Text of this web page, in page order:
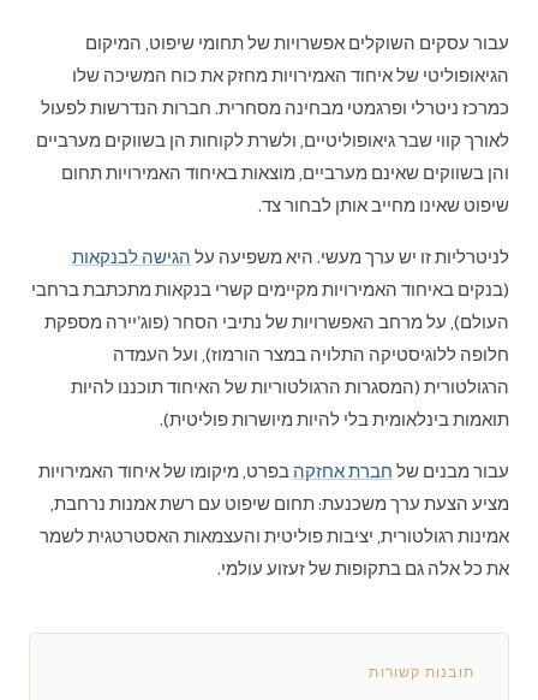
עבור עסקים השוקלים אפשרויות של תחומי שיפוט, המיקום
הגיאופוליטי של איחוד האמירויות מחזק את כוח המשיכה שלו
כמרכז ניטרלי ופרגמטי מבחינה מסחרית. חברות הנדרשות לפעול
לאורך קווי שבר גיאופוליטיים, ולשרת לקוחות הן בשווקים מערביים
והן בשווקים שאינם מערביים, מוצאות באיחוד האמירויות תחום
שיפוט שאינו מחייב אותן לבחור צד.
לניטרליות זו יש ערך מעשי. היא משפיעה על הגישה לבנקאות
(בנקים באיחוד האמירויות מקיימים קשרי בנקאות מתכתבת ברחבי
העולם), על מרחב האפשרויות של נתיבי הסחר (פוג'יירה מספקת
חלופה ללוגיסטיקה התלויה במצר הורמוז), ועל העמדה
הרגולטורית (המסגרות הרגולטוריות של האיחוד תוכננו להיות
תואמות בינלאומית בלי להיות מיושרות פוליטית).
עבור מבנים של חברת אחזקה בפרט, מיקומו של איחוד האמירויות
מציע הצעת ערך משכנעת: תחום שיפוט עם רשת אמנות נרחבת,
אמינות רגולטורית, יציבות פוליטית והעצמאות האסטרטגית לשמר
את כל אלה גם בתקופות של זעזוע עולמי.
תובנות קשורות